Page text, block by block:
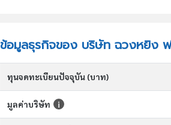
ข้อมูลธุรกิจของ บริษัท ฉวงหยิง
ทุนจดทะเบียนปัจจุบัน (บาท)
มูลค่าบริษัท